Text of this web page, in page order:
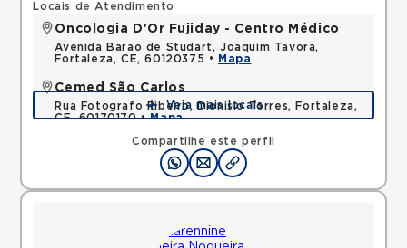
Compartilhe este perfil
Locais de Atendimento
Oncologia D'Or Fujiday - Centro Médico
Avenida Barao de Studart, Joaquim Tavora,
Fortaleza, CE, 60120375 •
Mapa
Cemed São Carlos
Rua Fotografo Ribeiro, Dionisio Torres, Fortaleza,
CE, 60170170 •Mapa
Veja mais locais